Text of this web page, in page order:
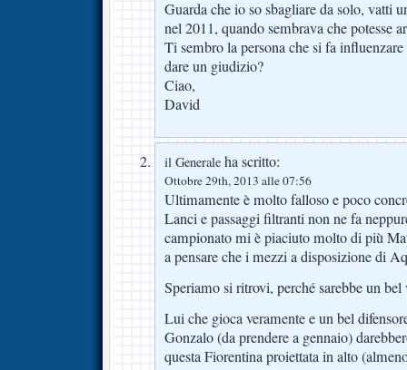
Guarda che io so sbagliare da solo, vatti
nel 2011, quando sembrava che potesse
Ti sembro la persona che si fa
dare un giudizio?
Ciao,
David
il Generale ha scritto:
Ottobre 29th, 2013 alle 07:56
Ultimamente è molto falloso e poco
Lanci e passaggi filtranti non ne fa
campionato mi è piaciuto molto di più
a pensare che i mezzi a disposizione di
Speriamo si ritrovi, perché sarebbe un
Lui che gioca veramente e un bel
Gonzalo (da prendere a gennaio)
questa Fiorentina proiettata in alto